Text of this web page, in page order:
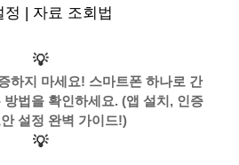
| 자료 조회법
💡
하지 마세요! 스마트폰 하나로 간
법을 확인하세요. (앱 설치, 인증
설정 완벽 가이드!)
💡